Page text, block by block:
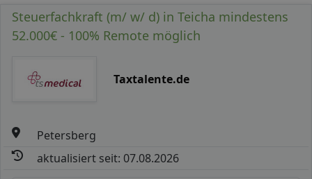
Steuerfachkraft (m/ w/ d) in Teicha mindestens
52.000€ - 100% Remote möglich
Taxtalente.de
Petersberg
aktualisiert seit: 07.08.2026